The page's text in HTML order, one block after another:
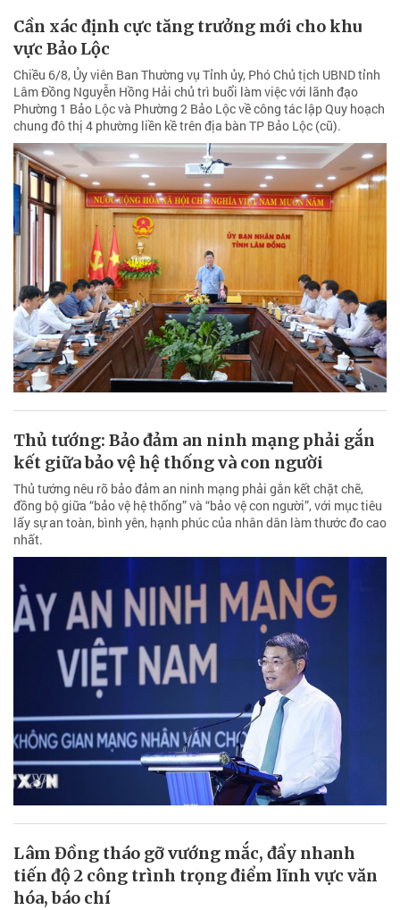
Cần xác định cực tăng trưởng mới cho khu
vực Bảo Lộc
Chiều 6/8, Ủy viên Ban Thường vụ Tỉnh ủy, Phó Chủ tịch UBND tỉnh
Lâm Đồng Nguyễn Hồng Hải chủ trì buổi làm việc với lãnh đạo
Phường 1 Bảo Lộc và Phường 2 Bảo Lộc về công tác lập Quy hoạch
chung đô thị 4 phường liền kề trên địa bàn TP Bảo Lộc (cũ).
Thủ tướng: Bảo đảm an ninh mạng phải gắn
kết giữa bảo vệ hệ thống và con người
Thủ tướng nêu rõ bảo đảm an ninh mạng phải gắn kết chặt chẽ,
đồng bộ giữa “bảo vệ hệ thống” và “bảo vệ con người”, với mục tiêu
lấy sự an toàn, bình yên, hạnh phúc của nhân dân làm thước đo cao
nhất.
Lâm Đồng tháo gỡ vướng mắc, đẩy nhanh
tiến độ 2 công trình trọng điểm lĩnh vực văn
hóa, báo chí